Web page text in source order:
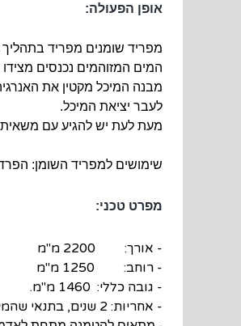
אופן הפעולה:
מפריד שומנים מפריד בתהליך
המים המזוהמים נכנסים
מבנה המיכל מקטין את
לעבר יציאת המיכל.
מעת לעת יש להגיע עם משאית
שימושים למפריד השומן:
מפרט טכני:
- אורך: 2200 מ"מ
- רוחב: 1250 מ"מ
- גובה כללי: 1460 מ"מ.
- אחריות: 2 שנים, בתנאי שהמיכל יותקן ע"י אדם מקצועי ומוסמך, לפי כללי המקצוע.